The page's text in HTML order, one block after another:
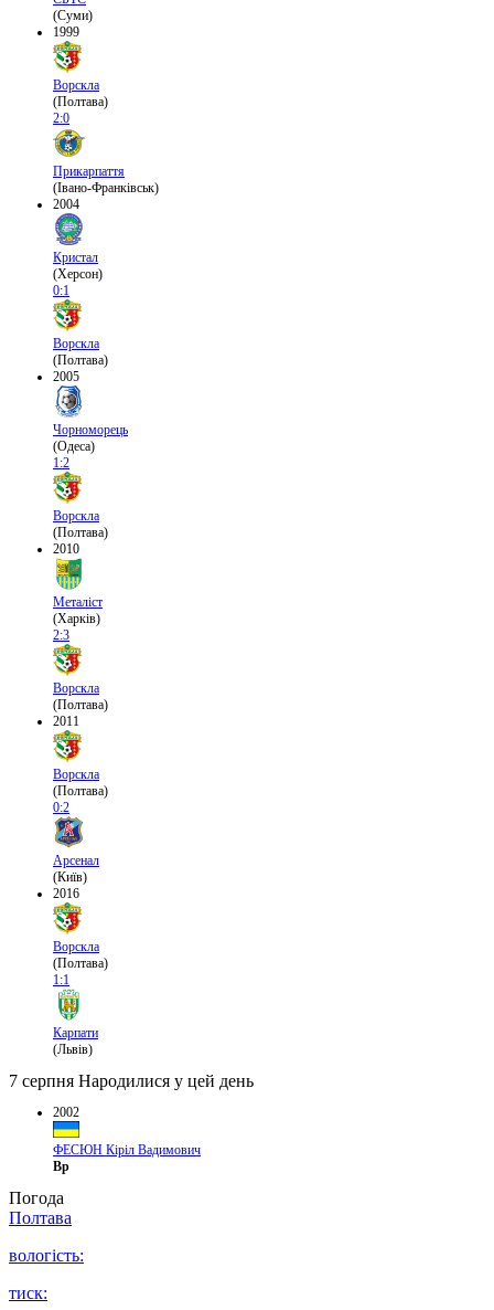
(Суми)
1999
Ворскла
(Полтава)
2:0
Прикарпаття
(Івано-Франківськ)
2004
Кристал
(Херсон)
0:1
Ворскла
(Полтава)
2005
Чорноморець
(Одеса)
1:2
Ворскла
(Полтава)
2010
Металіст
(Харків)
2:3
Ворскла
(Полтава)
2011
Ворскла
(Полтава)
0:2
Арсенал
(Київ)
2016
Ворскла
(Полтава)
1:1
Карпати
(Львів)
7 серпня Народилися у цей день
2002
ФЕСЮН Кіріл Вадимович
Вр
Погода
Полтава
вологість:
тиск: